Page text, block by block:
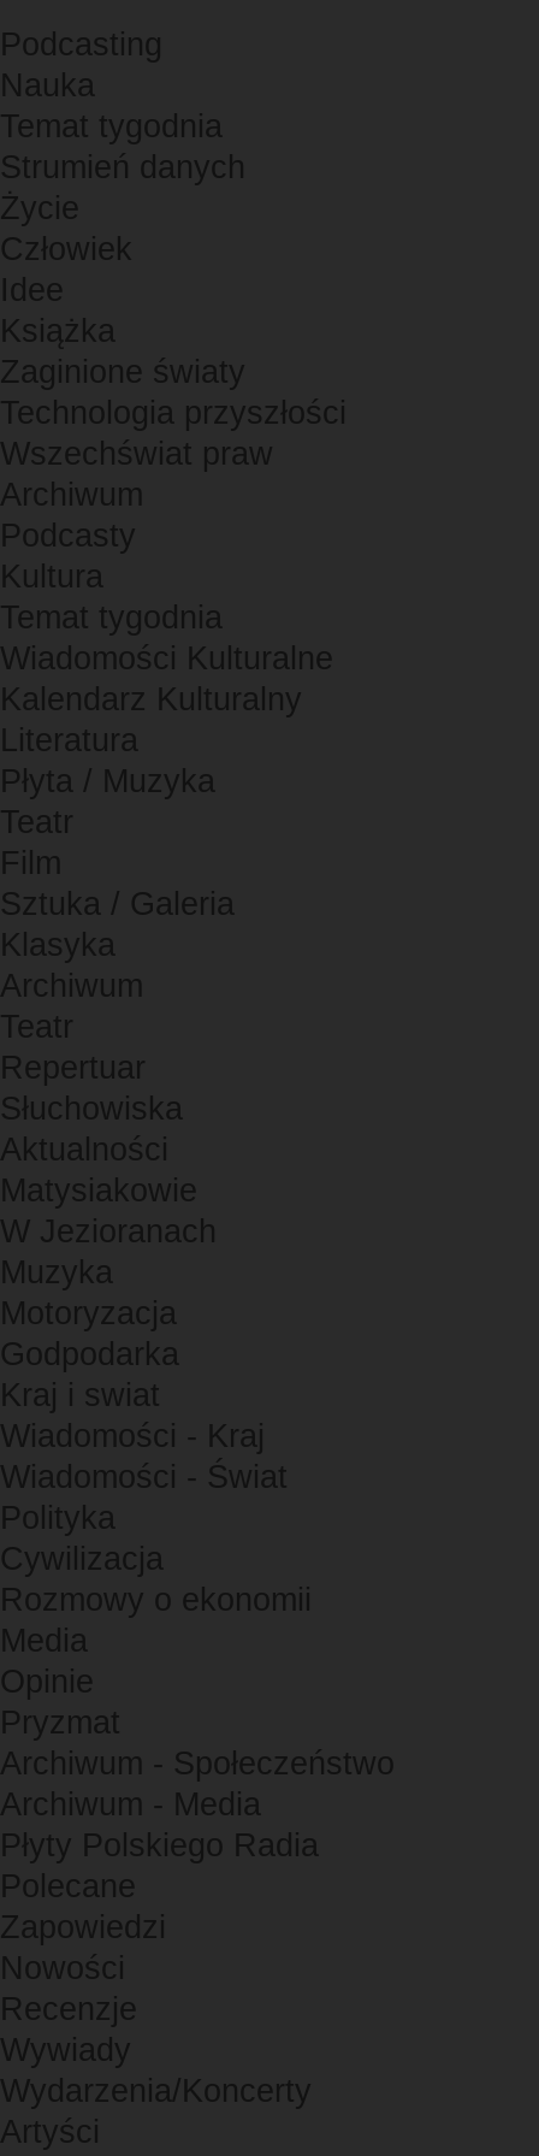
Podcasting
Nauka
Temat tygodnia
Strumień danych
Życie
Człowiek
Idee
Książka
Zaginione światy
Technologia przyszłości
Wszechświat praw
Archiwum
Podcasty
Kultura
Temat tygodnia
Wiadomości Kulturalne
Kalendarz Kulturalny
Literatura
Płyta / Muzyka
Teatr
Film
Sztuka / Galeria
Klasyka
Archiwum
Teatr
Repertuar
Słuchowiska
Aktualności
Matysiakowie
W Jezioranach
Muzyka
Motoryzacja
Godpodarka
Kraj i swiat
Wiadomości - Kraj
Wiadomości - Świat
Polityka
Cywilizacja
Rozmowy o ekonomii
Media
Opinie
Pryzmat
Archiwum - Społeczeństwo
Archiwum - Media
Płyty Polskiego Radia
Polecane
Zapowiedzi
Nowości
Recenzje
Wywiady
Wydarzenia/Koncerty
Artyści